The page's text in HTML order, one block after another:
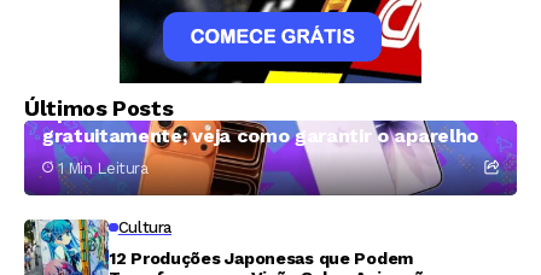
Últimos Posts
Operadora norte-americana oferece iPhone 17
gratuitamente; veja como garantir o aparelho
1 Min Leitura
Cultura
12 Produções Japonesas que Podem